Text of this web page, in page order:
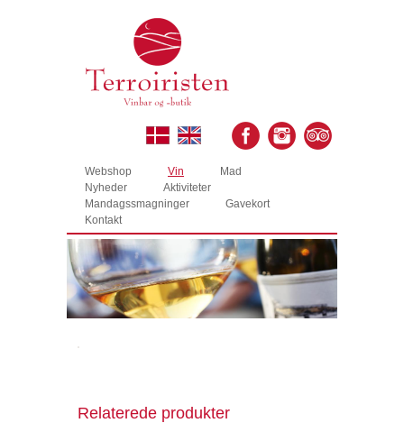
Webshop Vin
Mad
Nyheder
Aktiviteter
Mandagssmagninger
Gavekort
Kontakt
Relaterede produkter